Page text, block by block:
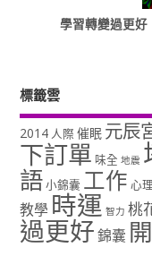
學習轉變過更好
標籤雲
2014 人際 催眠 元辰
下訂單 味全 地震
語小錦囊 工作 心理
教學 時運 智力 桃
過更好錦囊